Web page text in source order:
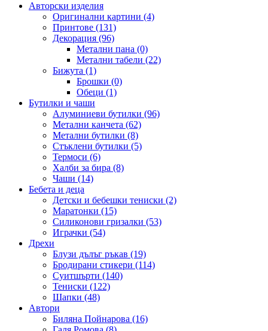
Авторски изделия
Оригинални картини (4)
Принтове (131)
Декорация (96)
Метални пана (0)
Метални табели (22)
Бижута (1)
Брошки (0)
Обеци (1)
Бутилки и чаши
Алуминиеви бутилки (96)
Метални канчета (62)
Метални бутилки (8)
Стъклени бутилки (5)
Термоси (6)
Халби за бира (8)
Чаши (14)
Бебета и деца
Детски и бебешки тениски (2)
Маратонки (15)
Силиконови гризалки (53)
Играчки (54)
Дрехи
Блузи дълъг ръкав (19)
Бродирани стикери (114)
Суитшърти (140)
Тениски (122)
Шапки (48)
Автори
Биляна Пойнарова (16)